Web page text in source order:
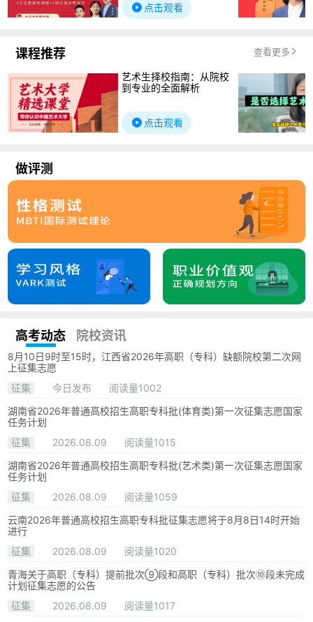
点击观看
课程推荐 查看更多
艺术生择校指南：从院校
到专业的全面解析
点击观看
做评测
高考动态 院校资讯
8月10日9时至15时，江西省2026年高职（专科）缺额院校第二次网
上征集志愿
征集
今日发布
阅读量1002
湖南省2026年普通高校招生高职专科批(体育类)第一次征集志愿国家
任务计划
征集
2026.08.09
阅读量1015
湖南省2026年普通高校招生高职专科批(艺术类)第一次征集志愿国家
任务计划
征集
2026.08.09
阅读量1059
云南2026年普通高校招生高职专科批征集志愿将于8月8日14时开始
进行
征集
2026.08.09
阅读量1020
青海关于高职（专科）提前批次⑨段和高职（专科）批次⑩段未完成
计划征集志愿的公告
征集
2026.08.09
阅读量1017